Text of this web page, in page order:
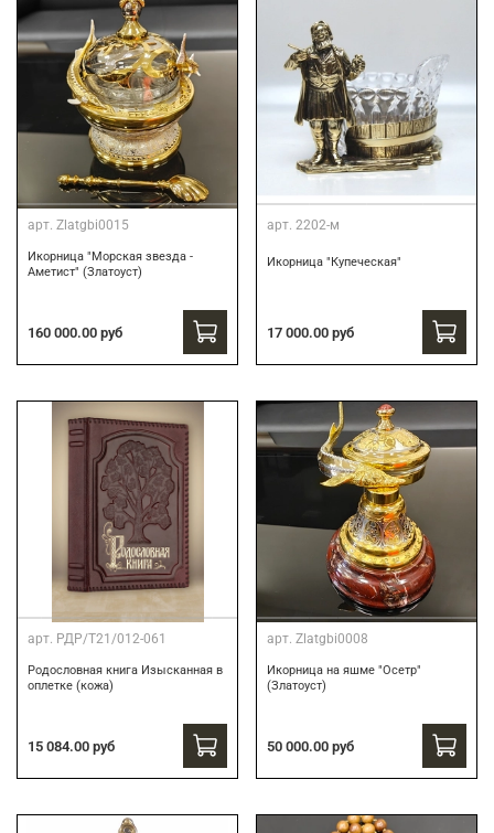
арт. Zlatgbi0015
Икорница "Морская звезда -
Аметист" (Златоуст)
160 000.00 руб
арт. 2202-м
Икорница "Купеческая"
17 000.00 руб
арт. РДР/Т21/012-061
Родословная книга Изысканная в
оплетке (кожа)
15 084.00 руб
арт. Zlatgbi0008
Икорница на яшме "Осетр"
(Златоуст)
50 000.00 руб